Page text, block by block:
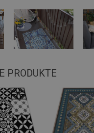
PRODUKTE